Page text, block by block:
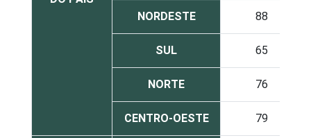
NORDESTE 88
SUL 65
NORTE 76
CENTRO-OESTE 79